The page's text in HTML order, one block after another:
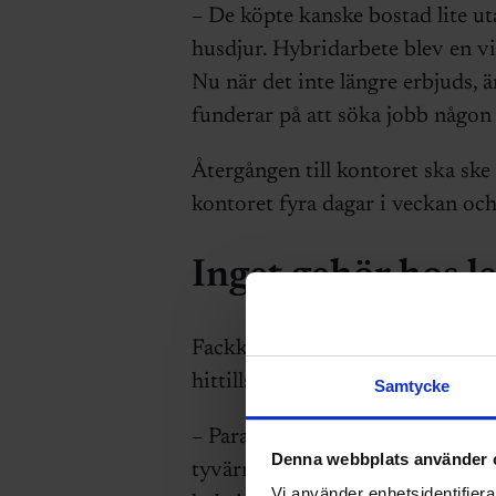
Samtycke
Denna webbplats använder
– De köpte kanske bostad lite
husdjur. Hybridarbete blev en
Nu när det inte längre erbjuds,
funderar på att söka jobb
Återgången till kontoret ska
kontoret fyra dagar i veckan
Inget gehör hos
Fackklubbarna har haft möten
hittills har ledningen inte
– Paradox har länge varit en
tyvärr att den här typen av